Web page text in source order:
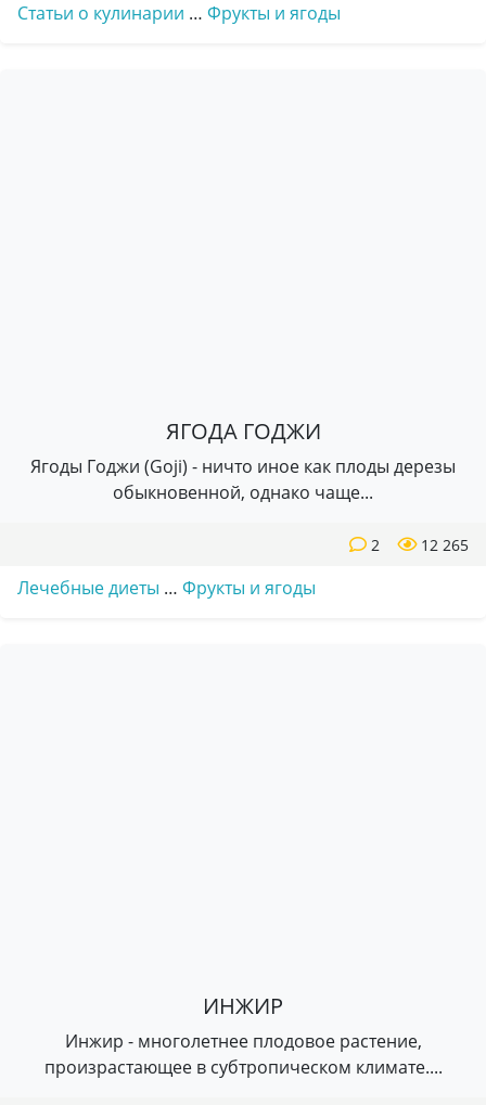
Статьи о кулинарии … Фрукты и ягоды
ЯГОДА ГОДЖИ
Ягоды Годжи (Goji) - ничто иное как плоды дерезы
обыкновенной, однако чаще...
12 265
2
Лечебные диеты … Фрукты и ягоды
ИНЖИР
Инжир - многолетнее плодовое растение,
произрастающее в субтропическом климате....